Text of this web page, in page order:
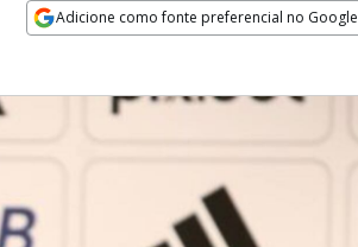
Adicione como fonte preferencial no Google